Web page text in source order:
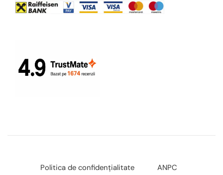
Politica de confidențialitate ANPC